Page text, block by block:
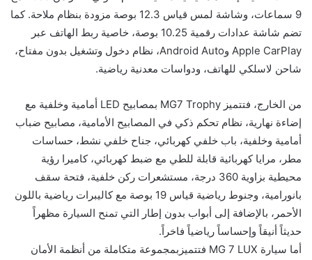
9 سماعات، وشاشة لمس قياس 12.3 بوصة مزودة بنظام ملاحة. كما
تضم شاشة عدادات رقمية 10.25 بوصة، خاصية ربط الهاتف عبر
Apple CarPlay وAndroid Auto، نظام دخول وتشغيل بدون مفتاح،
شاحن لاسلكي للهاتف، ودواسات معدنية رياضية.
من الخارج، فتتميز MG7 Trophy بمصابيح LED أمامية وخلفية مع
إضاءة نهارية، نظام تحكم ذكي في المصابيح الأمامية، مصابيح ضباب
أمامية وخلفية، باب خلفي كهربائي، جناح خلفي نشط، حساسات
مطر، مرايا كهربائية قابلة للطي مع ضبط كهربائي، كاميرا رؤية
محيطية بزاوية 360 درجة، مستشعرات ركن خلفية، فتحة سقف
بانورامية، وجنوط رياضية قياس 19 بوصة مع كاليبرات رياضية باللون
الأحمر، بالإضافة إلى أبواب بدون إطار التي تمنح السيارة مظهراً
حديثاً أنيقاً وإحساساً رياضياً فاخراً.
أما سيارة MG 7 LUX فتتميزبمجموعة متكاملة من أنظمة الأمان